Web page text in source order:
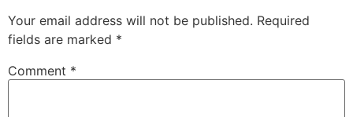
Your email address will not be published. Required
fields are marked *
Comment *